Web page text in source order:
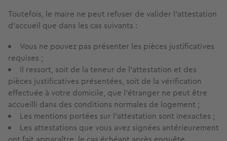
Toutefois, le maire ne peut refuser de valider l'attestation
d'accueil que dans les cas suivants :
Vous ne pouvez pas présenter les pièces justificatives
requises ;
Il ressort, soit de la teneur de l'attestation et des
pièces justificatives présentées, soit de la vérification
effectuée à votre domicile, que l'étranger ne peut être
accueilli dans des conditions normales de logement ;
Les mentions portées sur l'attestation sont inexactes ;
Les attestations que vous avez signées antérieurement